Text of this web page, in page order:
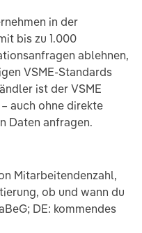
in der
bis zu 1.000
ablehnen,
VSME-Standards
ist der VSME
auch ohne direkte
Daten anfragen.
Mitarbeitendenzahl,
ob und wann du
DE: kommendes